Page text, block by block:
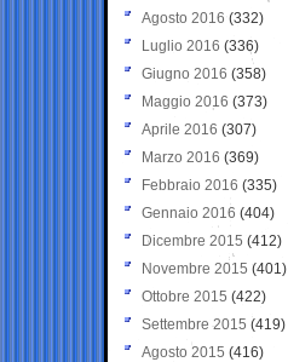
Agosto 2016 (332)
Luglio 2016 (336)
Giugno 2016 (358)
Maggio 2016 (373)
Aprile 2016 (307)
Marzo 2016 (369)
Febbraio 2016 (335)
Gennaio 2016 (404)
Dicembre 2015 (412)
Novembre 2015 (401)
Ottobre 2015 (422)
Settembre 2015 (419)
Agosto 2015 (416)